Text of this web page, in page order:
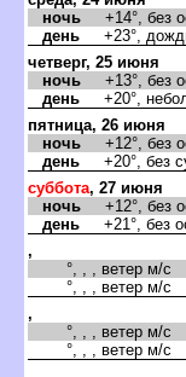
ночь +14°, без
день +23°,
четверг, 25 июня
ночь +13°, без
день +20°,
пятница, 26 июня
ночь +12°, без
день +20°, без
суббота, 27 июня
ночь +12°, без
день +21°, без
,
°, , , ветер м/с
°, , , ветер м/с
,
°, , , ветер м/с
°, , , ветер м/с